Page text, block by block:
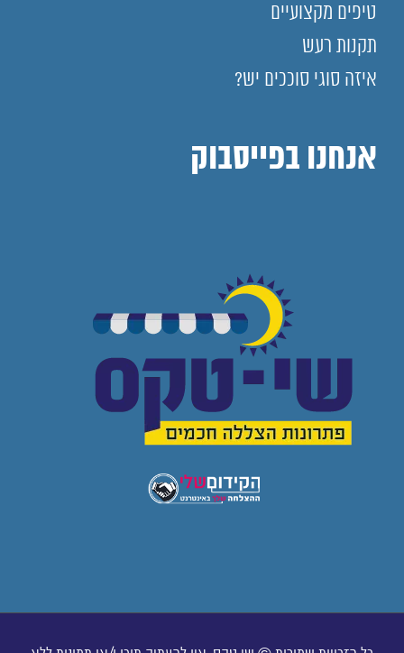
טיפים מקצועיים
תקנות רעש
איזה סוגי סוככים יש?
אנחנו בפייסבוק